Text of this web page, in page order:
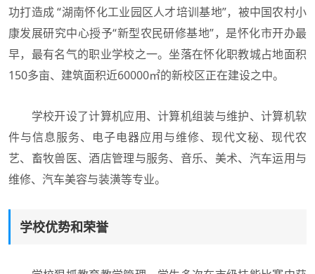
功打造成 “湖南怀化工业园区人才培训基地”，被中国农村小
康发展研究中心授予“新型农民研修基地”，是怀化市开办最
早，最有名气的职业学校之一。坐落在怀化职教城占地面积
150多亩、建筑面积近60000㎡的新校区正在建设之中。
学校开设了计算机应用、计算机组装与维护、计算机软
件与信息服务、电子电器应用与维修、现代文秘、现代农
艺、畜牧兽医、酒店管理与服务、音乐、美术、汽车运用与
维修、汽车美容与装潢等专业。
学校优势和荣誉